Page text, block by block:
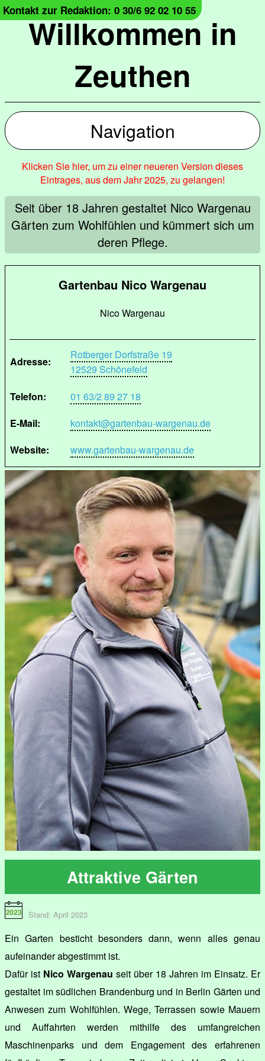
Willkommen in
Zeuthen
Kontakt zur Redaktion: 0 30/6 92 02 10 55
Navigation
Klicken Sie hier, um zu einer neueren Version dieses
Eintrages, aus dem Jahr 2025, zu gelangen!
Seit über 18 Jahren gestaltet Nico Wargenau
Gärten zum Wohlfühlen und kümmert sich um
deren Pflege.
Gartenbau Nico Wargenau
Nico Wargenau
Adresse:
Rotberger Dorfstraße 19
12529 Schönefeld
Telefon:
01 63/2 89 27 18
E-Mail:
kontakt@gartenbau-wargenau.de
Website:
www.gartenbau-wargenau.de
Attraktive Gärten
Stand: April 2023
Ein Garten besticht besonders dann, wenn alles genau
aufeinander abgestimmt ist.
Dafür ist Nico Wargenau seit über 18 Jahren im Einsatz. Er
gestaltet im südlichen Brandenburg und in Berlin Gärten und
Anwesen zum Wohlfühlen. Wege, Terrassen sowie Mauern
und Auffahrten werden mithilfe des umfangreichen
Maschinenparks und dem Engagement des erfahrenen